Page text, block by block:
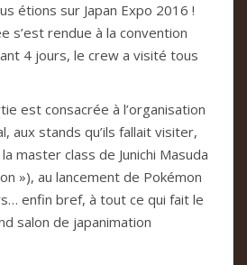
étions sur Japan Expo 2016 !
s’est rendue à la convention
4 jours, le crew a visité tous
est consacrée à l’organisation
aux stands qu’ils fallait visiter,
master class de Junichi Masuda
»), au lancement de Pokémon
enfin bref, à tout ce qui fait le
salon de japanimation